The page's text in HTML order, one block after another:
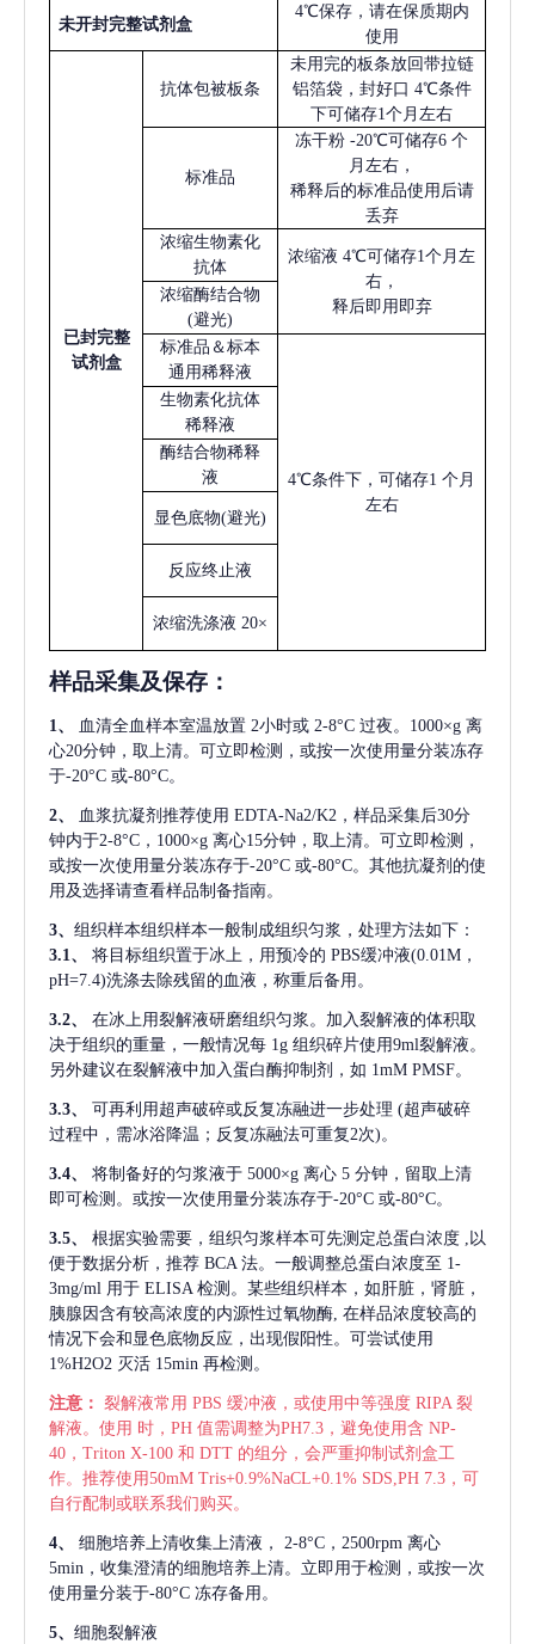
未开封完整试剂盒
4℃保存，请在保质期内
使用
已封完整
试剂盒
抗体包被板条
未用完的板条放回带拉链
铝箔袋，封好口 4℃条件
下可储存1个月左右
标准品
冻干粉 -20℃可储存6 个
月左右，
稀释后的标准品使用后请
丢弃
浓缩生物素化
抗体
浓缩液 4℃可储存1个月左
右，
释后即用即弃
浓缩酶结合物
(避光)
标准品＆标本
通用稀释液
4℃条件下，可储存1 个月
左右
生物素化抗体
稀释液
酶结合物稀释
液
显色底物(避光)
反应终止液
浓缩洗涤液 20×
样品采集及保存 ：
1、 血清全血样本室温放置 2小时或 2-8°C 过夜。1000×g 离
心20分钟，取上清。可立即检测，或按一次使用量分装冻存
于-20°C 或-80°C。
2、 血浆抗凝剂推荐使用 EDTA-Na2/K2，样品采集后30分
钟内于2-8°C，1000×g 离心15分钟，取上清。可立即检测，
或按一次使用量分装冻存于-20°C 或-80°C。其他抗凝剂的使
用及选择请查看样品制备指南。
3、 组织样本组织样本一般制成组织匀浆，处理方法如下：
3.1、
将目标组织置于冰上，用预冷的 PBS缓冲液(0.01M，
pH=7.4)洗涤去除残留的血液，称重后备用。
3.2、
在冰上用裂解液研磨组织匀浆。加入裂解液的体积取
决于组织的重量，一般情况每 1g 组织碎片使用9ml裂解液。
另外建议在裂解液中加入蛋白酶抑制剂，如 1mM PMSF。
3.3、 可再利用超声破碎或反复冻融进一步处理 (超声破碎
过程中，需冰浴降温；反复冻融法可重复2次)。
3.4、 将制备好的匀浆液于 5000×g 离心 5 分钟，留取上清
即可检测。或按一次使用量分装冻存于-20°C 或-80°C。
3.5、 根据实验需要，组织匀浆样本可先测定总蛋白浓度 ,以
便于数据分析，推荐 BCA 法。一般调整总蛋白浓度至 1-
3mg/ml 用于 ELISA 检测。某些组织样本，如肝脏，肾脏，
胰腺因含有较高浓度的内源性过氧物酶, 在样品浓度较高的
情况下会和显色底物反应，出现假阳性。可尝试使用
1%H2O2 灭活 15min 再检测。
注意： 裂解液常用 PBS 缓冲液，或使用中等强度 RIPA 裂
解液。使用 时，PH 值需调整为PH7.3，避免使用含 NP-
40，Triton X-100 和 DTT 的组分，会严重抑制试剂盒工
作。推荐使用50mM Tris+0.9%NaCL+0.1% SDS,PH 7.3，可
自行配制或联系我们购买。
4、 细胞培养上清收集上清液，
2-8°C，2500rpm 离心
5min，收集澄清的细胞培养上清。立即用于检测，或按一次
使用量分装于-80°C 冻存备用。
5、 细胞裂解液